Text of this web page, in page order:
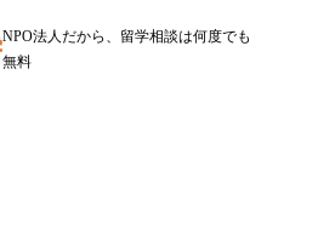
NPO法人だから、留学相談は何度でも
無料